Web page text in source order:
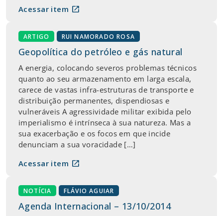
Acessar item open_in_new
ARTIGO RUI NAMORADO ROSA
Geopolítica do petróleo e gás natural
A energia, colocando severos problemas técnicos
quanto ao seu armazenamento em larga escala,
carece de vastas infra-estruturas de transporte e
distribuição permanentes, dispendiosas e
vulneráveis A agressividade militar exibida pelo
imperialismo é intrínseca à sua natureza. Mas a
sua exacerbação e os focos em que incide
denunciam a sua voracidade […]
Acessar item open_in_new
NOTÍCIA FLÁVIO AGUIAR
Agenda Internacional – 13/10/2014